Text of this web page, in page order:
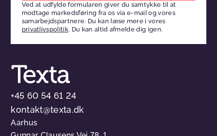
dette
felt
tomt
Ved at udfylde formularen giver du samtykke til at
modtage markedsføring fra os via e-mail og vores
samarbejdspartnere. Du kan læse mere i vores
privatlivspolitik. Du kan altid afmelde dig igen.
+45 60 54 61 24
kontakt@texta.dk
Aarhus